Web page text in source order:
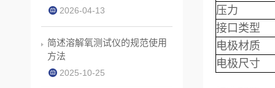
压力
接口类型
电极材质
电极尺寸
2026-04-13
简述溶解氧测试仪的规范使用
方法
2025-10-25